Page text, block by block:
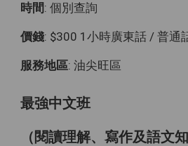
時間: 個別查詢
價錢: $300 1小時廣東話 / 普通
服務地區: 油尖旺區
最強中文班
（閱讀理解、寫作及語文知